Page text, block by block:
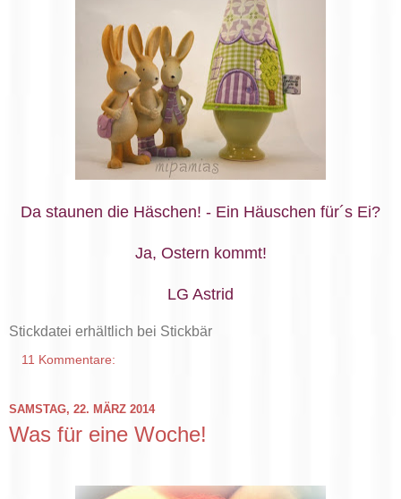
Da staunen die Häschen! - Ein Häuschen für´s Ei?
Ja, Ostern kommt!
LG Astrid
Stickdatei erhältlich bei Stickbär
11 Kommentare:
SAMSTAG, 22. MÄRZ 2014
Was für eine Woche!